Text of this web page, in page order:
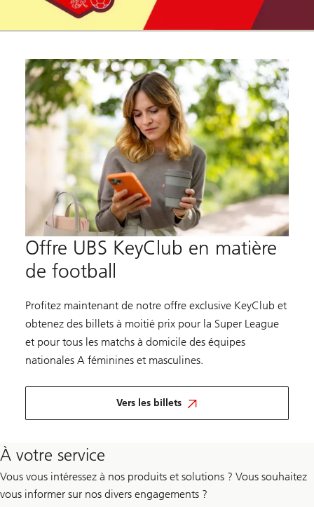
Offre UBS KeyClub en matière
de football
Profitez maintenant de notre offre exclusive KeyClub et
obtenez des billets à moitié prix pour la Super League
et pour tous les matchs à domicile des équipes
nationales A féminines et masculines.
Vers les billets
À votre service
Vous vous intéressez à nos produits et solutions ? Vous souhaitez
vous informer sur nos divers engagements ?